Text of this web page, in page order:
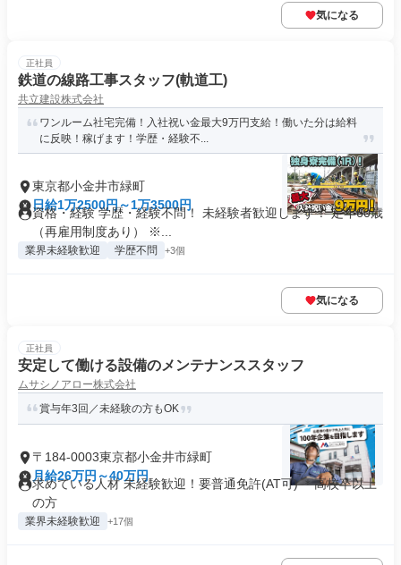
気になる
正社員
鉄道の線路工事スタッフ(軌道工)
共立建設株式会社
ワンルーム社宅完備！入社祝い金最大9万円支給！働いた分は給料
に反映！稼げます！学歴・経験不...
東京都小金井市緑町
日給1万2500円～1万3500円
資格・経験 学歴・経験不問！ 未経験者歓迎します！ 定年60歳
（再雇用制度あり） ※...
業界未経験歓迎 学歴不問 +3個
気になる
正社員
安定して働ける設備のメンテナンススタッフ
ムサシノアロー株式会社
賞与年3回／未経験の方もOK
〒184-0003東京都小金井市緑町
月給26万円～40万円
求めている人材 未経験歓迎！要普通免許(AT可) ＊高校卒以上
の方
業界未経験歓迎 +17個